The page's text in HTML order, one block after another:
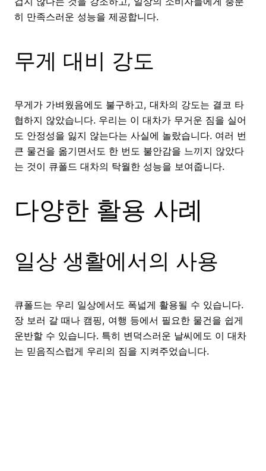
히 만족스러운 성능을 제공합니다.
무게 대비 강도
무게가 가벼웠음에도 불구하고, 대차의 강도는 결코 타
협하지 않았습니다. 우리는 이 대차가 무거운 짐을 실어
도 안정성을 잃지 않는다는 사실에 놀랐습니다. 여러 번
큰 물건을 옮기면서도 한 번도 불안감을 느끼지 않았다
는 것이 큐폴드 대차의 탁월한 성능을 보여줍니다.
다양한 활용 사례
일상 생활에서의 사용
큐폴드는 우리 일상에서도 폭넓게 활용될 수 있습니다.
장 보러 갈 때나 캠핑, 여행 등에서 필요한 물건을 쉽게
운반할 수 있습니다. 특히 변덕스러운 날씨에도 이 대차
는 믿음직스럽게 우리의 짐을 지켜주었습니다.